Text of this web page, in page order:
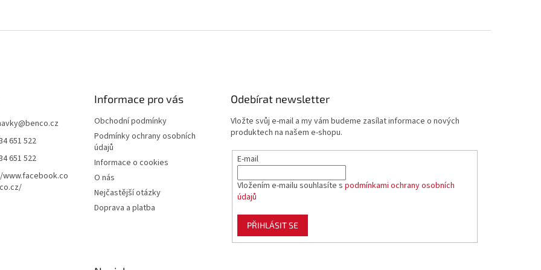
@benco.cz
651 522
651 522
Informace pro vás
Obchodní podmínky
Podmínky ochrany osobních
údajů
Informace o cookies
O nás
Nejčastější otázky
Doprava a platba
Odebírat newsletter
Vložte svůj e-mail a my vám budeme zasílat informace o nových
produktech na našem e-shopu.
E-mail
Vložením e-mailu souhlasíte spodmínkami ochrany osobních
údajů
PŘIHLÁSIT SE